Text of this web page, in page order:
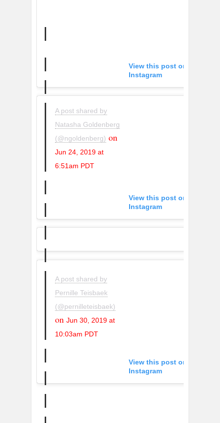
View this post on
Instagram
A post shared by
Natasha Goldenberg
(@ngoldenberg) on
Jun 24, 2019 at
6:51am PDT
View this post on
Instagram
A post shared by
Pernille Teisbaek
(@pernilleteisbaek)
on Jun 30, 2019 at
10:03am PDT
View this post on
Instagram